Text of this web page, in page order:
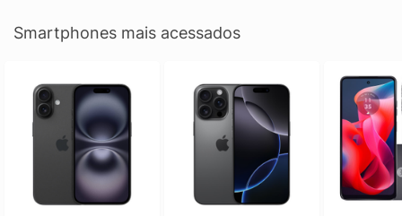
Smartphones mais acessados